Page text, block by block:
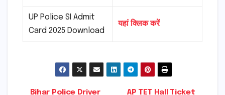
UP Police SI Admit
Card 2025 Download
यहां क्लिक करें
AP TET Hall Ticket
Bihar Police Driver